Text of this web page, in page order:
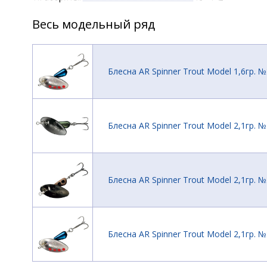
Весь модельный ряд
Блесна AR Spinner Trout Model 1,6гр.
Блесна AR Spinner Trout Model 2,1гр.
Блесна AR Spinner Trout Model 2,1гр.
Блесна AR Spinner Trout Model 2,1гр.